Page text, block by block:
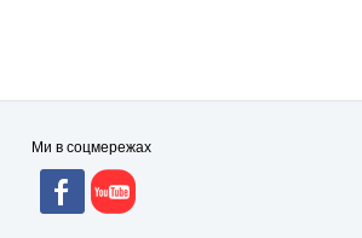
Ми в соцмережах